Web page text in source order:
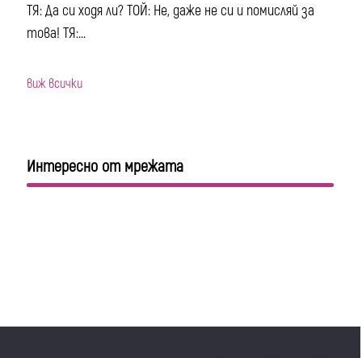
ТЯ: Да си ходя ли? ТОЙ: Не, даже не си и помисляй за
това! ТЯ:...
виж всички
Интересно от мрежата